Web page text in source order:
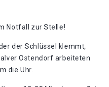
Notfall zur Stelle!
der Schlüssel klemmt,
Ostendorf arbeiteten
die Uhr.